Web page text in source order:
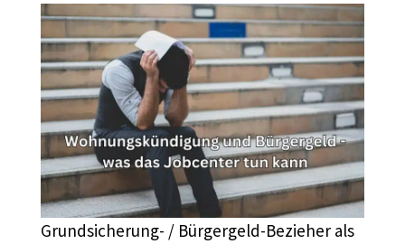
Grundsicherung- / Bürgergeld-Bezieher als